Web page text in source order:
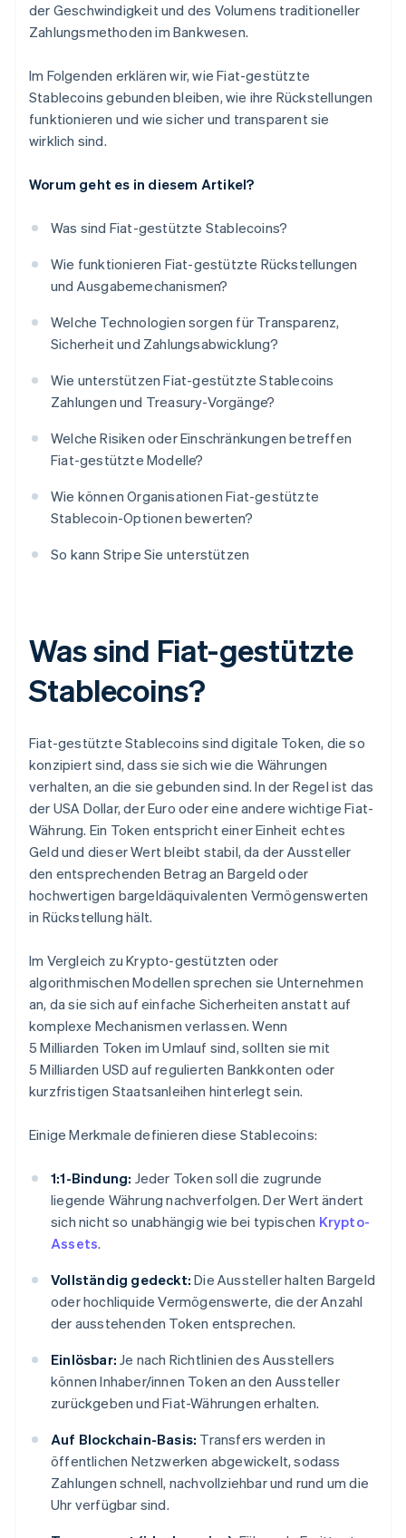
der Geschwindigkeit und des Volumens traditioneller
Zahlungsmethoden im Bankwesen.
Im Folgenden erklären wir, wie Fiat-gestützte
Stablecoins gebunden bleiben, wie ihre Rückstellungen
funktionieren und wie sicher und transparent sie
wirklich sind.
Worum geht es in diesem Artikel?
Was sind Fiat-gestützte Stablecoins?
Wie funktionieren Fiat-gestützte Rückstellungen
und Ausgabemechanismen?
Welche Technologien sorgen für Transparenz,
Sicherheit und Zahlungsabwicklung?
Wie unterstützen Fiat-gestützte Stablecoins
Zahlungen und Treasury-Vorgänge?
Welche Risiken oder Einschränkungen betreffen
Fiat-gestützte Modelle?
Wie können Organisationen Fiat-gestützte
Stablecoin-Optionen bewerten?
So kann Stripe Sie unterstützen
Was sind Fiat-gestützte
Stablecoins?
Fiat-gestützte Stablecoins sind digitale Token, die so
konzipiert sind, dass sie sich wie die Währungen
verhalten, an die sie gebunden sind. In der Regel ist das
der USA Dollar, der Euro oder eine andere wichtige Fiat-
Währung. Ein Token entspricht einer Einheit echtes
Geld und dieser Wert bleibt stabil, da der Aussteller
den entsprechenden Betrag an Bargeld oder
hochwertigen bargeldäquivalenten Vermögenswerten
in Rückstellung hält.
Im Vergleich zu Krypto-gestützten oder
algorithmischen Modellen sprechen sie Unternehmen
an, da sie sich auf einfache Sicherheiten anstatt auf
komplexe Mechanismen verlassen. Wenn
5 Milliarden Token im Umlauf sind, sollten sie mit
5 Milliarden USD auf regulierten Bankkonten oder
kurzfristigen Staatsanleihen hinterlegt sein.
Einige Merkmale definieren diese Stablecoins:
1:1-Bindung: Jeder Token soll die zugrunde
liegende Währung nachverfolgen. Der Wert ändert
sich nicht so unabhängig wie bei typischen Krypto-
Assets.
Vollständig gedeckt: Die Aussteller halten Bargeld
oder hochliquide Vermögenswerte, die der Anzahl
der ausstehenden Token entsprechen.
Einlösbar: Je nach Richtlinien des Ausstellers
können Inhaber/innen Token an den Aussteller
zurückgeben und Fiat-Währungen erhalten.
Auf Blockchain-Basis: Transfers werden in
öffentlichen Netzwerken abgewickelt, sodass
Zahlungen schnell, nachvollziehbar und rund um die
Uhr verfügbar sind.